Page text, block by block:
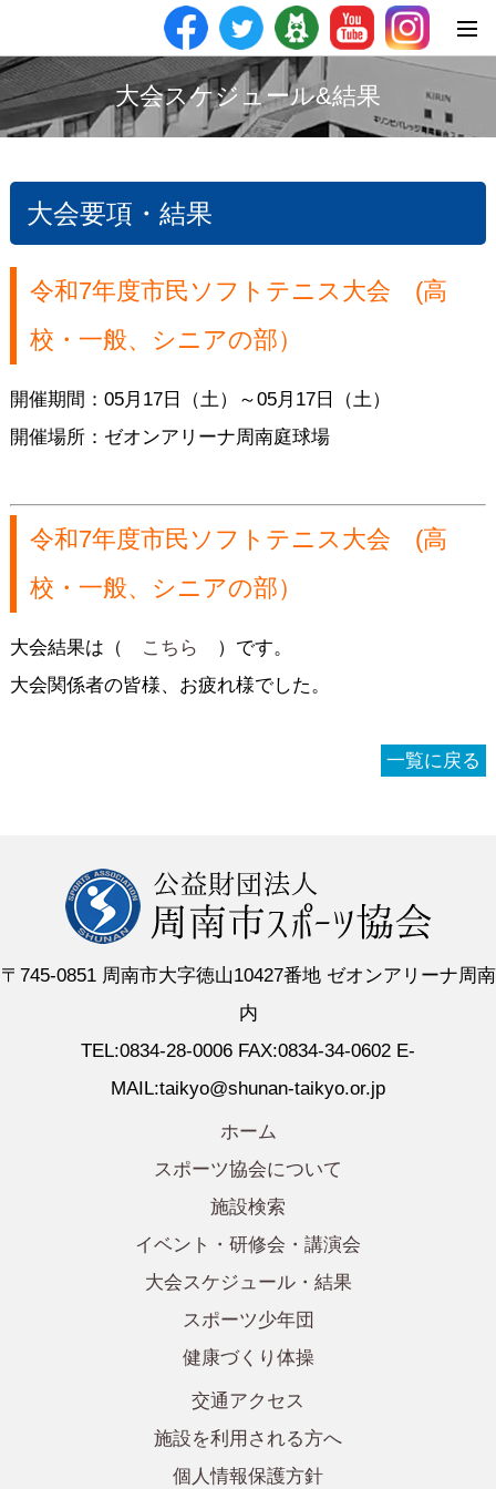
大会スケジュール&結果
大会要項・結果
令和7年度市民ソフトテニス大会 (高
校・一般、シニアの部）
開催期間：05月17日（土）～05月17日（土）
開催場所：ゼオンアリーナ周南庭球場
令和7年度市民ソフトテニス大会 (高
校・一般、シニアの部）
大会結果は（ こちら
）です。
大会関係者の皆様、お疲れ様でした。
一覧に戻る
〒745-0851 周南市大字徳山10427番地 ゼオンアリーナ周南
内
TEL:0834-28-0006 FAX:0834-34-0602 E-
MAIL:taikyo@shunan-taikyo.or.jp
ホーム
スポーツ協会について
施設検索
イベント・研修会・講演会
大会スケジュール・結果
スポーツ少年団
健康づくり体操
交通アクセス
施設を利用される方へ
個人情報保護方針